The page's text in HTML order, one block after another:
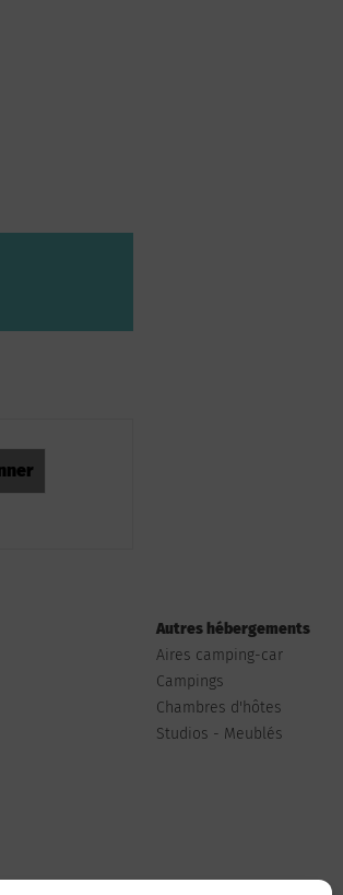
Autres hébergements
Aires camping-car
Campings
Chambres d'hôtes
Studios - Meublés